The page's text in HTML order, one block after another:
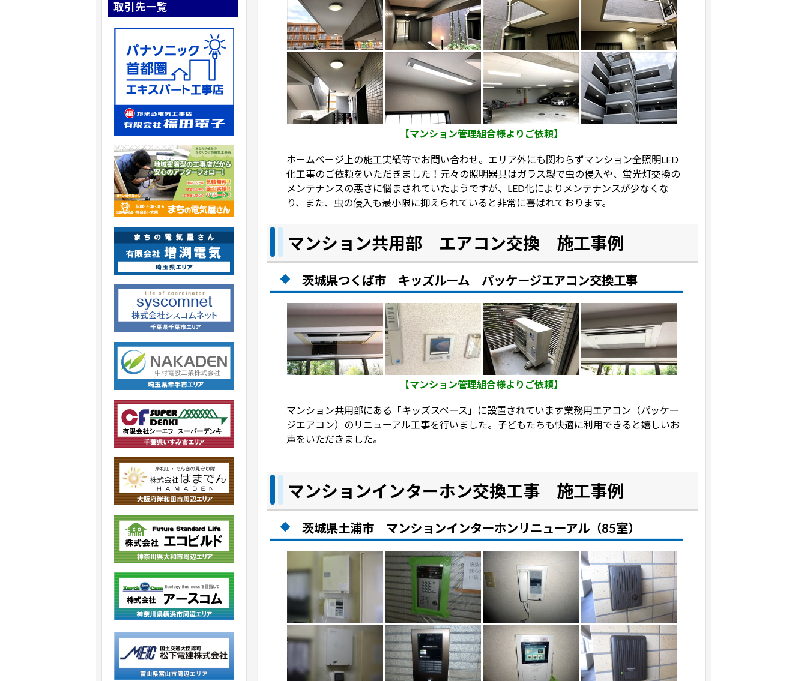
高所作業車運転技能講習
アーク溶接
小型移動式クレーン運転技能
玉掛け技能講習
自由研削といし
石綿（アスベスト）作業主任者
建築物石綿含有建材調査者
全日本電気工事業工業組合連合会
『業務災害補償制度』
SR茨城県労働保険事務組合加入
建設業退職金共済事業加入
取引先一覧
クリーンテックシオガイ（株）
株式会社リフレックス
株式会社ニシノ産業
株式会社NIPPO
株式会社フルヤ建商
【マンション管理組合様よりご依頼】
ホームページ上の施工実績等でお問い合わせ。エリア外にも関わらずマンション全照明LED
化工事のご依頼をいただきました！元々の照明器具はガラス製で虫の侵入や、蛍光灯交換の
メンテナンスの悪さに悩まされていたようですが、LED化によりメンテナンスが少なくな
り、また、虫の侵入も最小限に抑えられていると非常に喜ばれております。
マンション共用部 エアコン交換 施工事例
茨城県つくば市 キッズルーム パッケージエアコン交換工事
【マンション管理組合様よりご依頼】
マンション共用部にある「キッズスペース」に設置されています業務用エアコン（パッケー
ジエアコン）のリニューアル工事を行いました。子どもたちも快適に利用できると嬉しいお
声をいただきました。
マンションインターホン交換工事 施工事例
茨城県土浦市 マンションインターホンリニューアル（85室）